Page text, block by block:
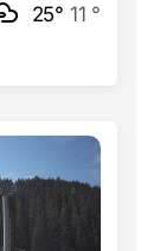
25° 11 °